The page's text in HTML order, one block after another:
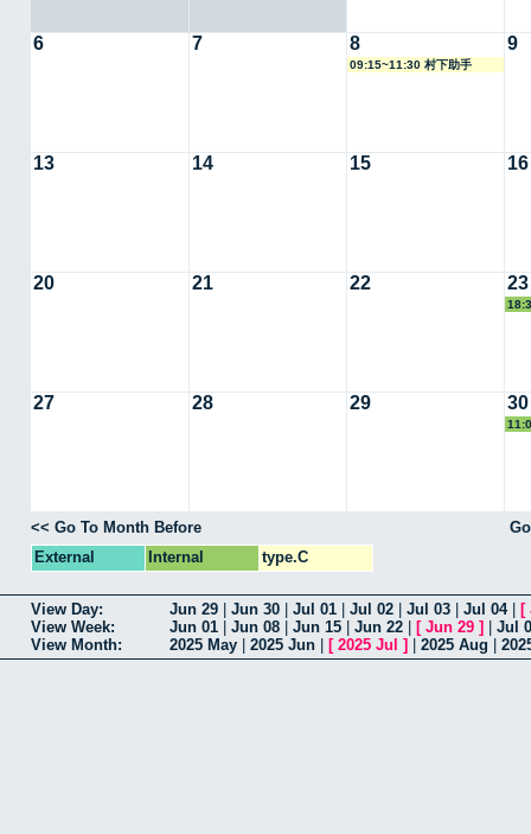
6 7 8
09:15~11:30 村下助手
9
13 14 15 16
20 21 22 23
27 28 29 30
<< Go To Month Before
External
Internal type.C
View Day: Jun 29 Jun 30 Jul 01 Jul 02 Jul 03 Jul 04| [
View Week:
Jun 01 Jun 08 Jun 15 Jun 22 [ Jun 29 ]
Jul
View Month:
2025 May 2025 Jun [ 2025 Jul ] 2025 Aug